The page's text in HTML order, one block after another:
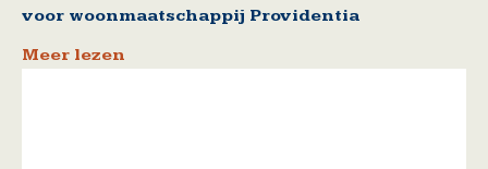
voor woonmaatschappij Providentia
Meer lezen